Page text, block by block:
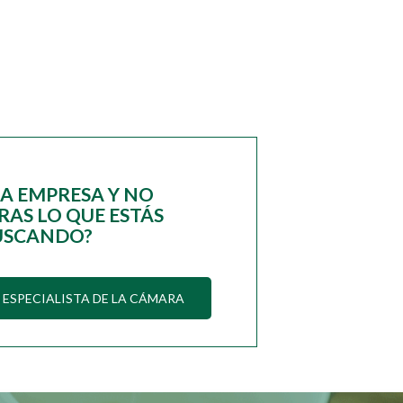
EMPRESA Y NO
LO QUE ESTÁS
DE LA CÁMARA